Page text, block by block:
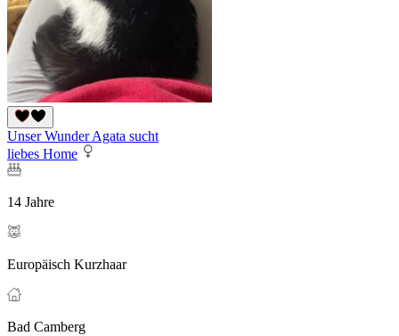
Unser Wunder Agata sucht
liebes Home
14 Jahre
Europäisch Kurzhaar
Bad Camberg